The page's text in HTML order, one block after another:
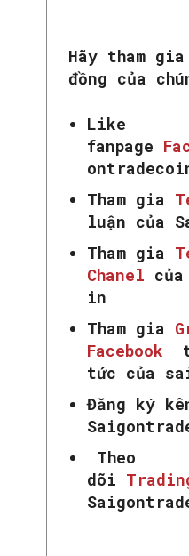
SEARCH...
Hãy tham
đồng của
Like
fanpage
Tham gia
luận của
Tham gia
Chanel
in
Tham gia
Facebook
tức của
Đăng ký
Theo
dõi